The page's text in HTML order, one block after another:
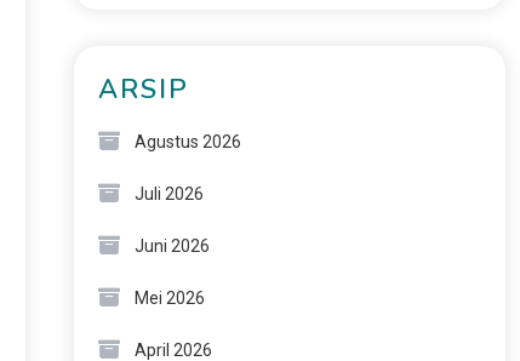
ARSIP
Agustus 2026
Juli 2026
Juni 2026
Mei 2026
April 2026